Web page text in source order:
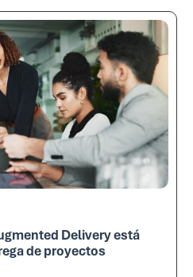
Delivery está
de proyectos